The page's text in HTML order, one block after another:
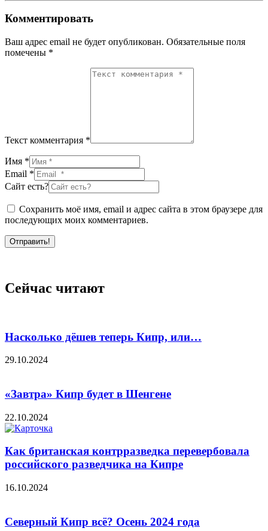
Комментировать
Ваш адрес email не будет опубликован. Обязательные поля
помечены *
Текст комментария *
Имя *
Email *
Сайт есть?
Сохранить моё имя, email и адрес сайта в этом браузере для
последующих моих комментариев.
Отправить!
Сейчас читают
Насколько дёшев теперь Кипр, или…
29.10.2024
«Завтра» Кипр будет в Шенгене
22.10.2024
Как британская контрразведка перевербовала
российского разведчика на Кипре
16.10.2024
Северный Кипр всё? Осень 2024 года